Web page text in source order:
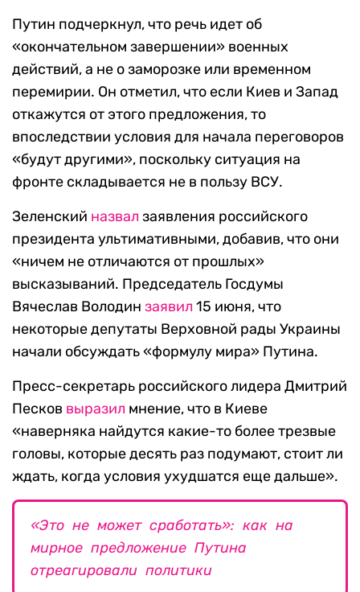
Путин подчеркнул, что речь идет об
«окончательном завершении» военных
действий, а не о заморозке или временном
перемирии. Он отметил, что если Киев и Запад
откажутся от этого предложения, то
впоследствии условия для начала переговоров
«будут другими», поскольку ситуация на
фронте складывается не в пользу ВСУ.
Зеленский назвал заявления российского
президента ультимативными, добавив, что они
«ничем не отличаются от прошлых»
высказываний. Председатель Госдумы
Вячеслав Володин заявил 15 июня, что
некоторые депутаты Верховной рады Украины
начали обсуждать «формулу мира» Путина.
Пресс-секретарь российского лидера Дмитрий
Песков выразил мнение, что в Киеве
«наверняка найдутся какие-то более трезвые
головы, которые десять раз подумают, стоит ли
ждать, когда условия ухудшатся еще дальше».
«Это не может сработать»: как на
мирное предложение Путина
отреагировали политики